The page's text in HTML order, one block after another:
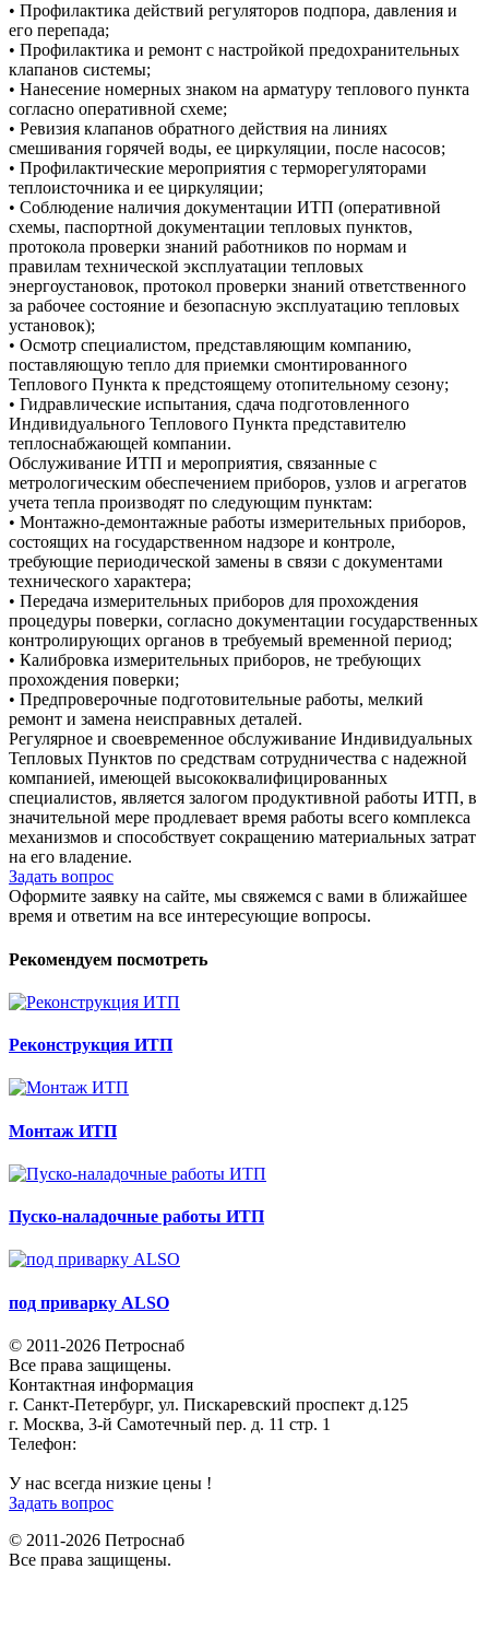
• Профилактика действий регуляторов подпора, давления и
его перепада;
• Профилактика и ремонт с настройкой предохранительных
клапанов системы;
• Нанесение номерных знаком на арматуру теплового пункта
согласно оперативной схеме;
• Ревизия клапанов обратного действия на линиях
смешивания горячей воды, ее циркуляции, после насосов;
• Профилактические мероприятия с терморегуляторами
теплоисточника и ее циркуляции;
• Соблюдение наличия документации ИТП (оперативной
схемы, паспортной документации тепловых пунктов,
протокола проверки знаний работников по нормам и
правилам технической эксплуатации тепловых
энергоустановок, протокол проверки знаний ответственного
за рабочее состояние и безопасную эксплуатацию тепловых
установок);
• Осмотр специалистом, представляющим компанию,
поставляющую тепло для приемки смонтированного
Теплового Пункта к предстоящему отопительному сезону;
• Гидравлические испытания, сдача подготовленного
Индивидуального Теплового Пункта представителю
теплоснабжающей компании.
Обслуживание ИТП и мероприятия, связанные с
метрологическим обеспечением приборов, узлов и агрегатов
учета тепла производят по следующим пунктам:
• Монтажно-демонтажные работы измерительных приборов,
состоящих на государственном надзоре и контроле,
требующие периодической замены в связи с документами
технического характера;
• Передача измерительных приборов для прохождения
процедуры поверки, согласно документации государственных
контролирующих органов в требуемый временной период;
• Калибровка измерительных приборов, не требующих
прохождения поверки;
• Предпроверочные подготовительные работы, мелкий
ремонт и замена неисправных деталей.
Регулярное и своевременное обслуживание Индивидуальных
Тепловых Пунктов по средствам сотрудничества с надежной
компанией, имеющей высококвалифицированных
специалистов, является залогом продуктивной работы ИТП, в
значительной мере продлевает время работы всего комплекса
механизмов и способствует сокращению материальных затрат
на его владение.
Задать вопрос
Оформите заявку на сайте, мы свяжемся с вами в ближайшее
время и ответим на все интересующие вопросы.
Рекомендуем посмотреть
Реконструкция ИТП
Монтаж ИТП
Пуско-наладочные работы ИТП
под приварку ALSO
© 2011-2026 Петроснаб
Все права защищены.
Контактная информация
г. Санкт-Петербург, ул. Пискаревский проспект д.125
г. Москва, 3-й Самотечный пер. д. 11 стр. 1
Телефон:
У нас всегда низкие цены !
Задать вопрос
© 2011-2026 Петроснаб
Все права защищены.